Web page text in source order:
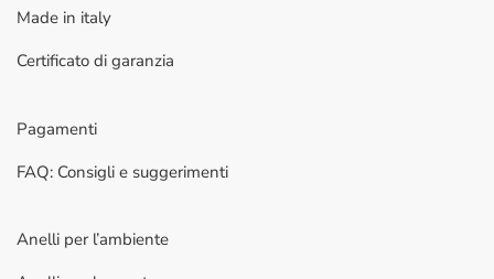
Made in italy
Certificato di garanzia
Pagamenti
FAQ: Consigli e suggerimenti
Anelli per l’ambiente